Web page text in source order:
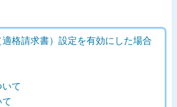
格請求書）設定を有効にした場合
て